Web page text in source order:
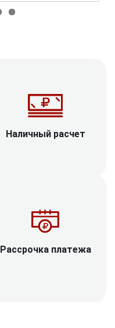
Наличный расчет
Рассрочка платежа